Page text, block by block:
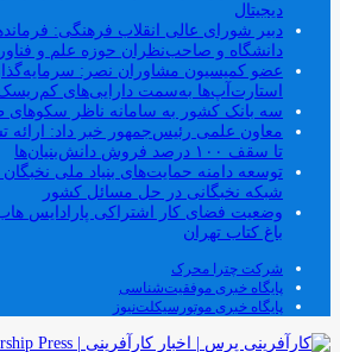
دیجیتال
دبیر شورای عالی انقلاب فرهنگی:
دانشگاه و صاحب‌نظران حوزه علم و
عضو کمیسیون مشاوران نصر:
استارت‌آپ‌ها به‌سمت دارایی‌های
سه بانک کشور به سامانه ناظر
معاون علمی رئیس‌جمهور خبر داد:
تا سقف ۱۰۰ درصد فروش دانش‌بنیان‌ها
توسعه دامنه حمایت‌های بنیاد ملی
شبکه نخبگانی در حل مسائل کشور
وضعیت فضای کار اشتراکی پارادایس
باغ کتاب تهران
شرکت چترا محرک
پایگاه خبری موفقیت‌شناسی
پایگاه خبری موتورسیکلت‌نیوز